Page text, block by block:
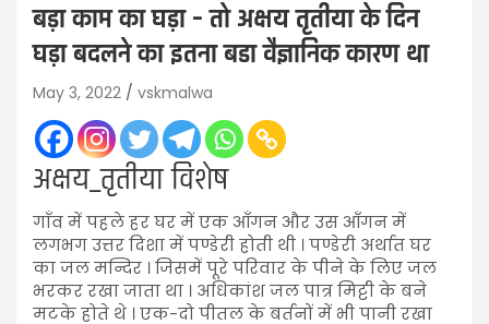
बड़ा काम का घड़ा – तो अक्षय तृतीया के दिन
घड़ा बदलने का इतना बडा वैज्ञानिक कारण था
May 3, 2022 vskmalwa
अक्षय_तृतीया विशेष
गाँव में पहले हर घर में एक आँगन और उस आँगन में
लगभग उत्तर दिशा में पण्डेरी होती थी । पण्डेरी अर्थात घर
का जल मन्दिर । जिसमें पूरे परिवार के पीने के लिए जल
भरकर रखा जाता था । अधिकांश जल पात्र मिट्टी के बने
मटके होते थे । एक-दो पीतल के बर्तनों में भी पानी रखा